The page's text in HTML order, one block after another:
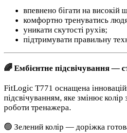
впевнено бігати на високій
комфортно тренуватись
уникати скутості рухів;
підтримувати правильну
🌈 Ембієнтне підсвічування —
FitLogic T771 оснащена
підсвічуванням, яке змінює
роботи тренажера.
🟢 Зелений колір — доріжка